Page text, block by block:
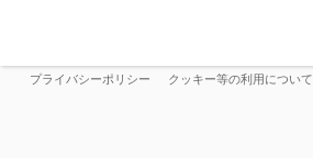
プライバシーポリシー クッキー等の利用について